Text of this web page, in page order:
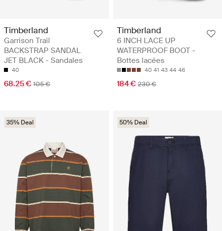
Timberland
Garrison Trail
BACKSTRAP SANDAL
JET BLACK - Sandales
40
68.25 € 105 €
Timberland
6 INCH LACE UP
WATERPROOF BOOT -
Bottes lacées
40 41 43 44 46
184 € 230 €
35% Deal 50% Deal